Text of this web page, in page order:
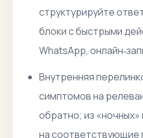
структурируйте
блоки с быстрыми
WhatsApp,
Внутренняя
симптомов на
обратно; из
на соответствующие